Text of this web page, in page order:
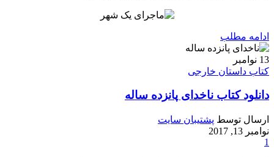
ادامه مطلب
13 نوامبر
کتاب داستان خارجی
دانلود کتاب ناخدای پانزده ساله
ارسال توسط پشتیبان سایت
نوامبر 13, 2017
1